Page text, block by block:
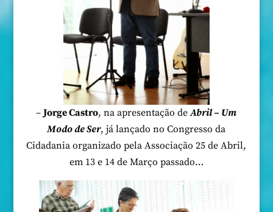
–Jorge Castro, na apresentação deAbril – Um
Modo de Ser, já lançado no Congresso da
Cidadania organizado pela Associação 25 de Abril,
em 13 e 14 de Março passado…